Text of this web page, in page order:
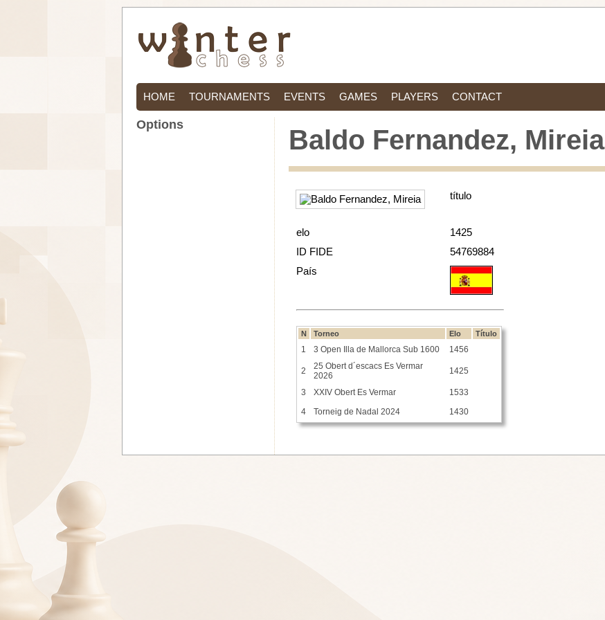
HOME TOURNAMENTS EVENTS GAMES PLAYERS CONTACT
Baldo Fernandez, Mireia
título
elo
1425
ID FIDE
54769884
País
N Torneo Elo Título
1 3 Open Illa de Mallorca Sub 1600 1456
2
25 Obert d´escacs Es Vermar
2026
1425
3 XXIV Obert Es Vermar
1533
4
Torneig de Nadal 2024 1430
Options